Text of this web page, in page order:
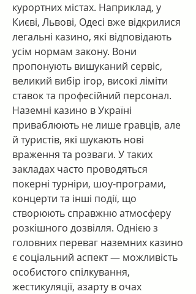
курортних містах. Наприклад, у
Києві, Львові, Одесі вже відкрилися
легальні казино, які відповідають
усім нормам закону. Вони
пропонують вишуканий сервіс,
великий вибір ігор, високі ліміти
ставок та професійний персонал.
Наземні казино в Україні
приваблюють не лише гравців, але
й туристів, які шукають нові
враження та розваги. У таких
закладах часто проводяться
покерні турніри, шоу-програми,
концерти та інші події, що
створюють справжню атмосферу
розкішного дозвілля. Однією з
головних переваг наземних казино
є соціальний аспект — можливість
особистого спілкування,
жестикуляції, азарту в очах